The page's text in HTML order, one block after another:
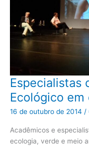
Especialistas
Ecológico
16 de outubro de 2014 /
Acadêmicos e
ecologia, verde e meio
Especialistas
discutem
Urbanismo
Ecológico
em
diferentes
áreas